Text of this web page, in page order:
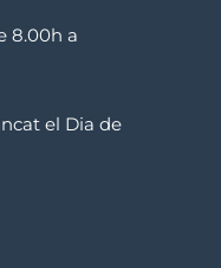
8.00h a
el Dia de